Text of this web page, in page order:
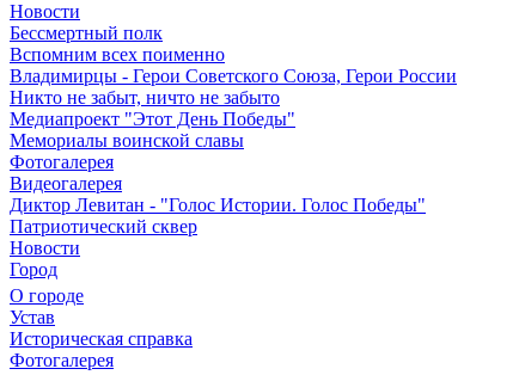
Новости
Бессмертный полк
Вспомним всех поименно
Владимирцы - Герои Советского Союза, Герои России
Никто не забыт, ничто не забыто
Медиапроект "Этот День Победы"
Мемориалы воинской славы
Фотогалерея
Видеогалерея
Диктор Левитан - "Голос Истории. Голос Победы"
Патриотический сквер
Новости
Город
О городе
Устав
Историческая справка
Фотогалерея